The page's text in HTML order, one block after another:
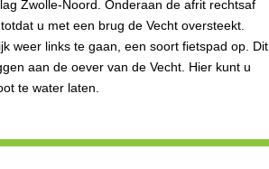
Zwolle-Noord. Onderaan de afrit rechtsaf
u met een brug de Vecht oversteekt.
weer links te gaan, een soort fietspad op. Dit
aan de oever van de Vecht. Hier kunt u
te water laten.